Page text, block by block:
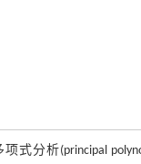
式分析(principal